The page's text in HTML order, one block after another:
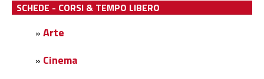
SCHEDE - CORSI & TEMPO LIBERO
» Arte
» Cinema